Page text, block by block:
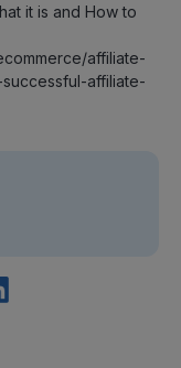
it is and How to
affiliate-
affiliate-